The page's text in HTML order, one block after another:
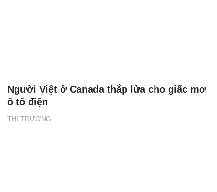
THỊ TRƯỜNG
Người Việt ở Canada thắp lửa cho giấc mơ
ô tô điện